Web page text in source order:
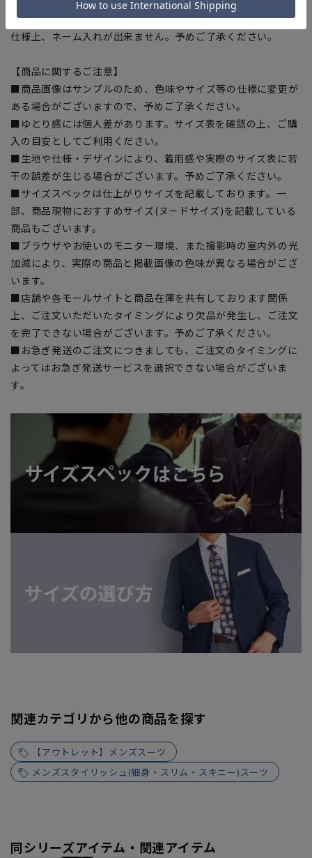
【お直しについて】
仕様上、ネーム入れが出来ません。予めご了承ください。
【商品に関するご注意】
■商品画像はサンプルのため、色味やサイズ等の仕様に変更が
ある場合がございますので、予めご了承ください。
■ゆとり感には個人差があります。サイズ表を確認の上、ご購
入の目安としてご利用ください。
■生地や仕様・デザインにより、着用感や実際のサイズ表に若
干の誤差が生じる場合がございます。予めご了承ください。
■サイズスペックは仕上がりサイズを記載しております。一
部、商品現物におすすめサイズ(ヌードサイズ)を記載している
商品もございます。
■ブラウザやお使いのモニター環境、また撮影時の室内外の光
加減により、実際の商品と掲載画像の色味が異なる場合がござ
います。
■店舗や各モールサイトと商品在庫を共有しております関係
上、ご注文いただいたタイミングにより欠品が発生し、ご注文
を完了できない場合がございます。予めご了承ください。
■お急ぎ発送のご注文につきましても、ご注文のタイミングに
よってはお急ぎ発送サービスを選択できない場合がございま
す。
関連カテゴリから他の商品を探す
【アウトレット】メンズスーツ
メンズスタイリッシュ(細身・スリム・スキニー)スーツ
同シリーズアイテム・関連アイテム